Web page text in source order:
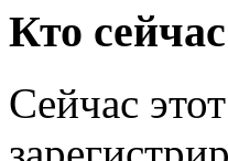
Кто
Сейчас